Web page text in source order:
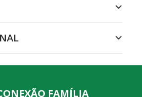
FAMÍLIA